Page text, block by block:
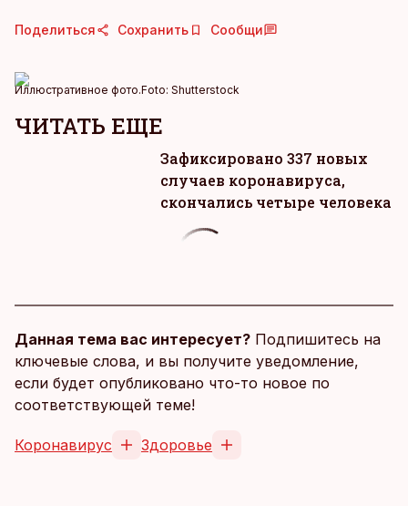
Поделиться Сохранить Сообщи
Иллюстративное фото.Foto: Shutterstock
ЧИТАТЬ ЕЩЕ
Зафиксировано 337 новых
случаев коронавируса,
скончались четыре человека
Данная тема вас интересует? Подпишитесь на
ключевые слова, и вы получите уведомление,
если будет опубликовано что-то новое по
соответствующей теме!
Коронавирус Здоровье